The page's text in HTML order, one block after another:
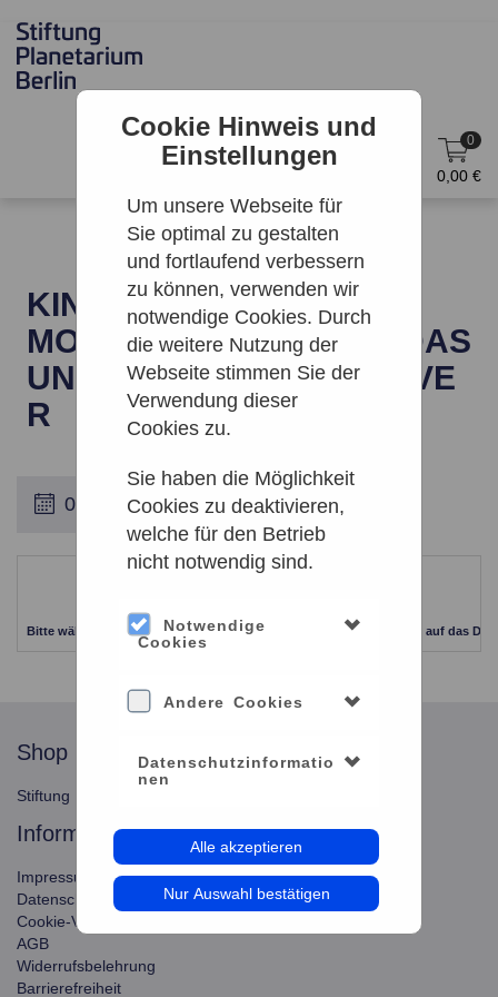
Cookie Hinweis und
Einstellungen
Um unsere Webseite für
Sie optimal zu gestalten
und fortlaufend verbessern
zu können, verwenden wir
notwendige Cookies. Durch
die weitere Nutzung der
Webseite stimmen Sie der
Verwendung dieser
Cookies zu.
Sie haben die Möglichkeit
Cookies zu deaktivieren,
welche für den Betrieb
nicht notwendig sind.
Notwendige
Cookies
Andere Cookies
Datenschutzinformatio
nen
Alle akzeptieren
Nur Auswahl bestätigen
0
0,00 €
KINO: KINDERFILM DES
MONATS: WINSKI UND DAS
UNSICHTBARKEITSPULVE
R
Bitte wählen Sie einen anderen Zeitraum aus. Klicken Sie Bitte dazu auf das
shop
Stiftung Planetarium Berlin
service
information
Impressum
Datenschutz
Cookie-Verwendung
AGB
Widerrufsbelehrung
Barrierefreiheit